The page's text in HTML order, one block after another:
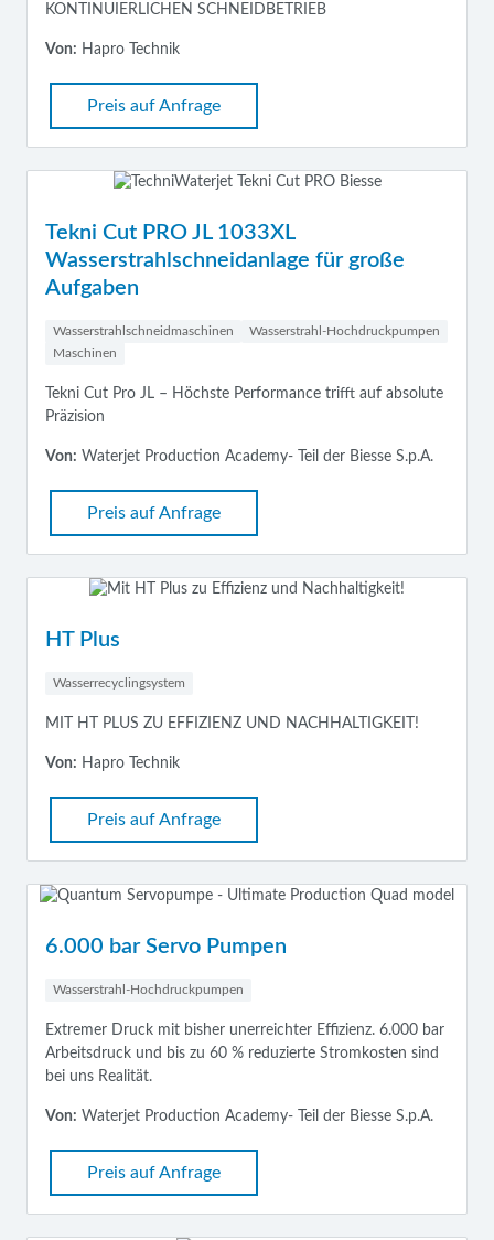
KONTINUIERLICHEN SCHNEIDBETRIEB
Von: Hapro Technik
Preis auf Anfrage
Tekni Cut PRO JL 1033XL
Wasserstrahlschneidanlage für große
Aufgaben
Wasserstrahlschneidmaschinen
Wasserstrahl-Hochdruckpumpen
Maschinen
Tekni Cut Pro JL – Höchste Performance trifft auf absolute
Präzision
Von: Waterjet Production Academy- Teil der Biesse S.p.A.
Preis auf Anfrage
HT Plus
Wasserrecyclingsystem
MIT HT PLUS ZU EFFIZIENZ UND NACHHALTIGKEIT!
Von: Hapro Technik
Preis auf Anfrage
6.000 bar Servo Pumpen
Wasserstrahl-Hochdruckpumpen
Extremer Druck mit bisher unerreichter Effizienz. 6.000 bar
Arbeitsdruck und bis zu 60 % reduzierte Stromkosten sind
bei uns Realität.
Von: Waterjet Production Academy- Teil der Biesse S.p.A.
Preis auf Anfrage